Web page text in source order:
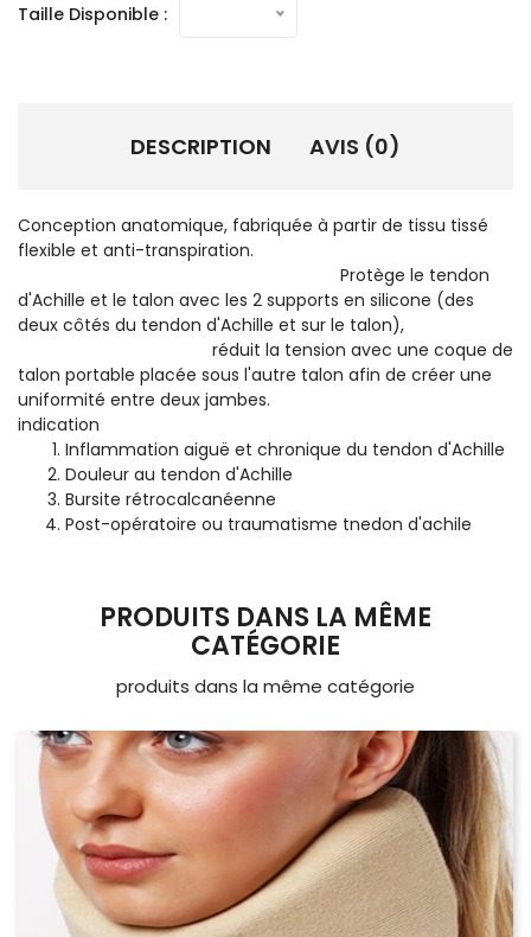
Taille Disponible :
DESCRIPTION AVIS (0)
Conception anatomique, fabriquée à partir de tissu tissé
flexible et anti-transpiration.
Protège le tendon
d'Achille et le talon avec les 2 supports en silicone (des
deux côtés du tendon d'Achille et sur le talon),
réduit la tension avec une coque de
talon portable placée sous l'autre talon afin de créer une
uniformité entre deux jambes.
indication
Inflammation aiguë et chronique du tendon d'Achille
Douleur au tendon d'Achille
Bursite rétrocalcanéenne
Post-opératoire ou traumatisme tnedon d'achile
PRODUITS DANS LA MÊME
CATÉGORIE
produits dans la même catégorie